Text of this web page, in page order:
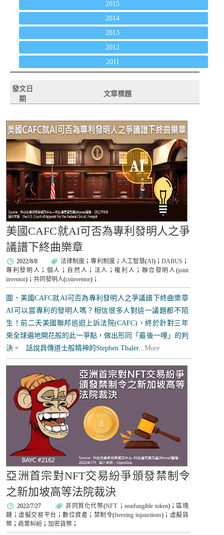
2015
2014
2013
2012
2011
發文日
期
文章標題
美國CAFC就AI可否為專利發明人之爭
議譜下終曲樂章
2022/8/8 法律制度 ；專利制度； 人工智慧(AI)； DABUS ；
專利發明人 ； 個人 ； 自然人 ； 法人 ； 權利人 ； 聯合發明人(joint
inventor)；共同發明人(coinventor)；
圖、美國CAFC就AI可否為專利發明人之爭議譜下終曲樂章
AI可以當專利的發明人嗎？相信很多人對這一議題都不陌
生！前二天美國聯邦巡迴上訴法院(CAFC)，終於針對三年
來全球遍地開花般的此一爭點，做出形同「最後一哩」的判
決。 話說具傳道士般精神的Stephen Thaler...More
亞洲首宗對NFT交易紛爭頒發禁制令
之新加坡高等法院裁決
2022/7/27 非同質化代幣(NFT ；nonfungible token)； 區塊
鏈 ； 虛擬交易平台 ； 數位資產 ； 禁制令(freezing injunctions)； 虛擬貨
幣 ； 商業糾紛 ；加密貨幣 ；